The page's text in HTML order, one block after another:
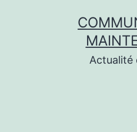
Actualité